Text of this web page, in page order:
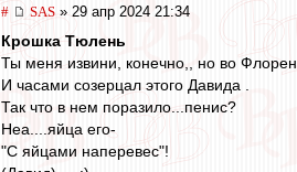
# SAS » 29 апр 2024 21:34
Крошка Тюлень
Ты меня извини, конечно,, но во
И часами созерцал этого Давида .
Так что в нем поразило...пенис?
Неа....яйца его-
"С яйцами наперевес"!